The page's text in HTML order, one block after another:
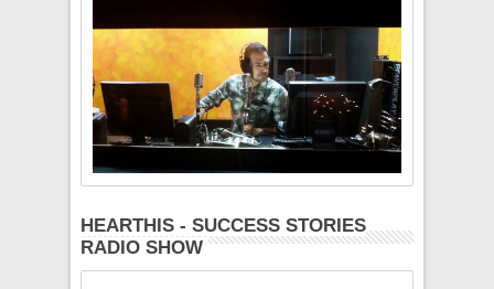
HEARTHIS - SUCCESS STORIES
RADIO SHOW